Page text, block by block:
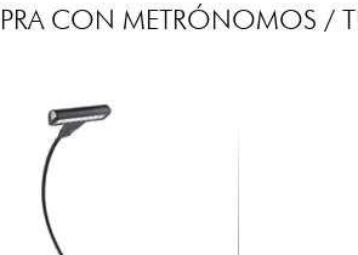
CON METRÓNOMOS /